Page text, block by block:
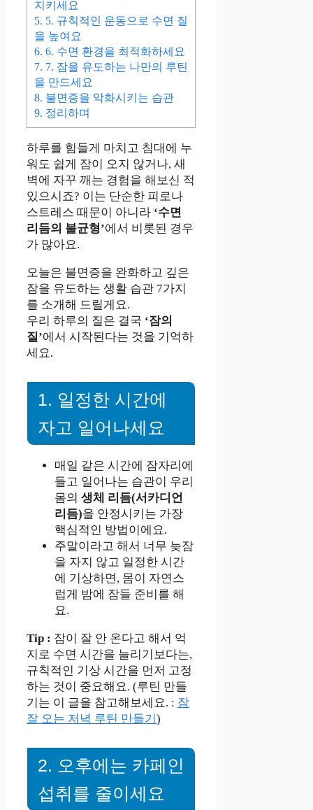
지키세요
5. 5. 규칙적인 운동으로 수면 질
을 높여요
6. 6. 수면 환경을 최적화하세요
7. 7. 잠을 유도하는 나만의 루틴
을 만드세요
8. 불면증을 악화시키는 습관
9. 정리하며
하루를 힘들게 마치고 침대에 누
워도 쉽게 잠이 오지 않거나, 새
벽에 자꾸 깨는 경험을 해보신 적
있으시죠? 이는 단순한 피로나
스트레스 때문이 아니라 ‘수면
리듬의 불균형’에서 비롯된 경우
가 많아요.
오늘은 불면증을 완화하고 깊은
잠을 유도하는 생활 습관 7가지
를 소개해 드릴게요.
우리 하루의 질은 결국 ‘잠의
질’에서 시작된다는 것을 기억하
세요.
1. 일정한 시간에
자고 일어나세요
매일 같은 시간에 잠자리에
들고 일어나는 습관이 우리
몸의 생체 리듬(서카디언
리듬)을 안정시키는 가장
핵심적인 방법이에요.
주말이라고 해서 너무 늦잠
을 자지 않고 일정한 시간
에 기상하면, 몸이 자연스
럽게 밤에 잠들 준비를 해
요.
Tip : 잠이 잘 안 온다고 해서 억
지로 수면 시간을 늘리기보다는,
규칙적인 기상 시간을 먼저 고정
하는 것이 중요해요. (루틴 만들
기는 이 글을 참고해보세요. : 잠
잘 오는 저녁 루틴 만들기)
2. 오후에는 카페인
섭취를 줄이세요